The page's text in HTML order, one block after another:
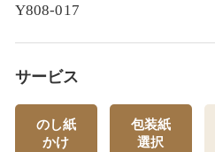
Y808-017
サービス
のし紙
かけ
包装紙
選択